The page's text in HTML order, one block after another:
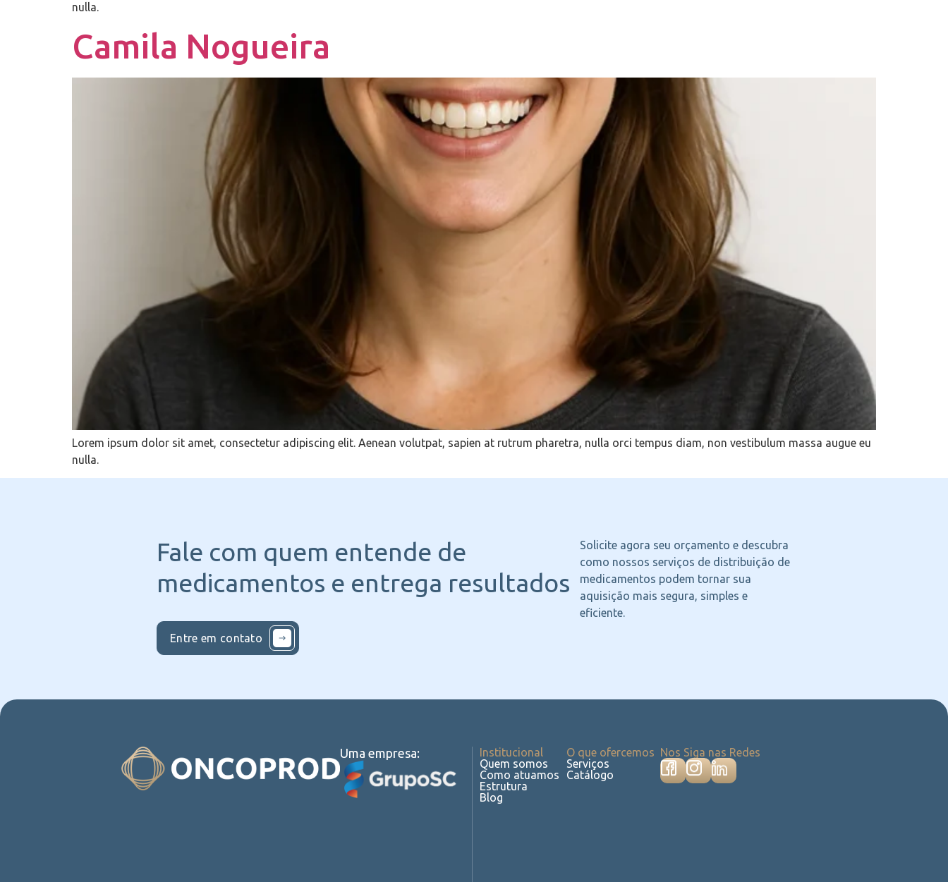
nulla.
Camila Nogueira
Lorem ipsum dolor sit amet, consectetur adipiscing elit. Aenean volutpat, sapien at rutrum pharetra, nulla orci tempus diam, non vestibulum massa augue eu
nulla.
Fale com quem entende de
medicamentos e entrega resultados
Solicite agora seu orçamento e descubra
como nossos serviços de distribuição de
medicamentos podem tornar sua
aquisição mais segura, simples e
eficiente.
Entre em contato
Uma empresa:
Institucional
Quem somos
Como atuamos
Estrutura
Blog
O que ofercemos
Serviços
Catálogo
Nos Siga nas Redes